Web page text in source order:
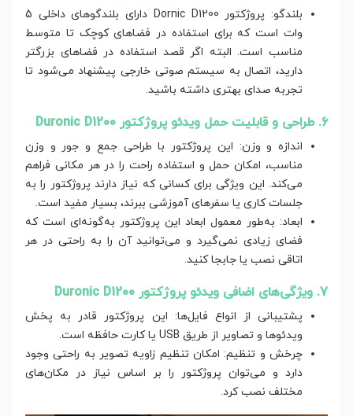
بلندگو: پروژکتور Dornic D1200 دارای بلندگوهای داخلی 5
وات است که برای استفاده در فضاهای کوچک تا متوسط
مناسب است. البته اگر قصد استفاده در فضاهای بزرگتر
دارید، اتصال به سیستم صوتی خارجی پیشنهاد می‌شود تا
تجربه صدای بهتری داشته باشید.
6. طراحی و قابلیت حمل ویدئو پروژکتور Duronic D1200
اندازه و وزن: این پروژکتور با طراحی جمع و جور و وزن
مناسب، امکان حمل و استفاده راحت را در هر مکانی فراهم
می‌کند. این ویژگی برای کسانی که نیاز دارند پروژکتور را به
جلسات کاری یا سفرهای آموزشی ببرند، بسیار مفید است.
ابعاد: به‌طور معمول ابعاد این پروژکتور به‌گونه‌ای است که
فضای زیادی نمی‌گیرد و می‌توانید آن را به راحتی در هر
اتاقی نصب یا جابجا کنید.
7. ویژگی‌های اضافی ویدئو پروژکتور Duronic D1200
پشتیبانی از انواع فایل‌ها: این پروژکتور قادر به پخش
ویدئوها و تصاویر از طریق USB یا کارت حافظه است.
چرخش و تنظیم: امکان تنظیم زاویه تصویر به راحتی وجود
دارد و می‌توان پروژکتور را بر اساس نیاز در مکان‌های
مختلف نصب کرد.